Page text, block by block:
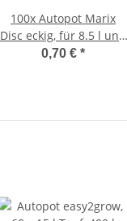
100x Autopot Marix
Disc eckig, für 8.5 l und
15 l Topf
0,70 € *